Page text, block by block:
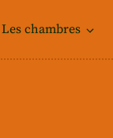
Les chambres